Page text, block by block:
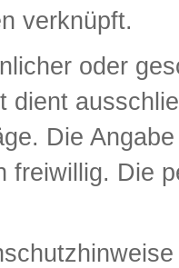
verknüpft.
oder
dient
Die
freiwillig. Die